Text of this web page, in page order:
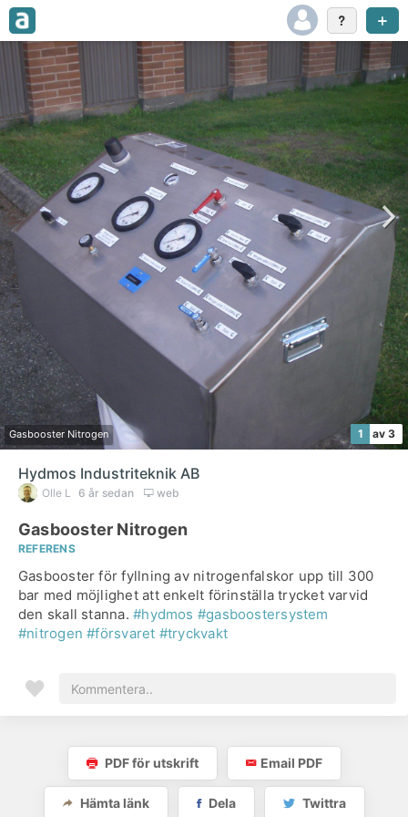
Gasbooster Nitrogen 1 av 3
Hydmos Industriteknik AB
Olle L 6 år sedan web
Gasbooster Nitrogen
REFERENS
Gasbooster för fyllning av nitrogenfalskor upp till 300
bar med möjlighet att enkelt förinställa trycket varvid
den skall stanna.#hydmos #gasboostersystem
#nitrogen #försvaret #tryckvakt
PDF för utskrift Email PDF
Hämta länk Dela Twittra